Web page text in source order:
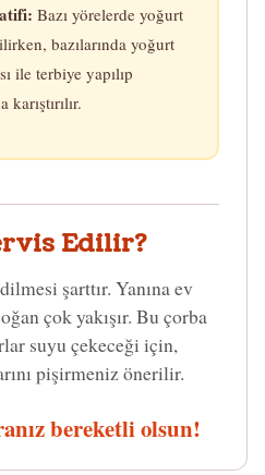
Bazı yörelerde yoğurt
bazılarında yoğurt
ile terbiye yapılıp
Edilir?
şarttır. Yanına ev
çok yakışır. Bu çorba
suyu çekeceği için,
pişirmeniz önerilir.
bereketli olsun!